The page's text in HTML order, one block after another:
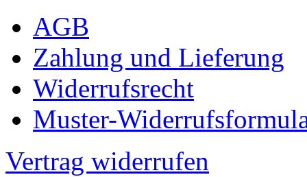
AGB
Zahlung und Lieferung
Widerrufsrecht
Muster-
Vertrag widerrufen